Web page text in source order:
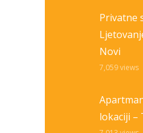
Privatne
Novi
7,059views
lokaciji –